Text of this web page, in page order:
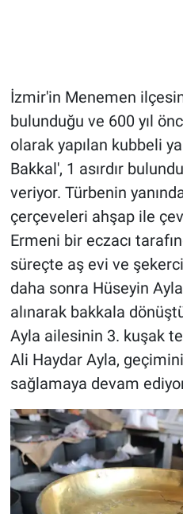
İzmir'in Menemen
bulunduğu ve 600 yıl
olarak yapılan kubbeli
Bakkal', 1 asırdır
veriyor. Türbenin
çerçeveleri ahşap ile
Ermeni bir eczacı
süreçte aş evi ve
daha sonra Hüseyin
alınarak bakkala
Ayla ailesinin 3. kuşak
Ali Haydar Ayla,
sağlamaya devam